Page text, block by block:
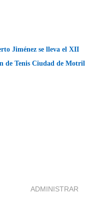
Jiménez se lleva el XII
de Tenis Ciudad de Motril
ADMINISTRAR